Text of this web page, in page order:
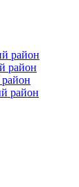
район
район
район
район